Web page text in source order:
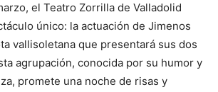
el Teatro Zorrilla de Valladolid
único: la actuación de Jimenos
vallisoletana que presentará sus dos
agrupación, conocida por su humor y
promete una noche de risas y